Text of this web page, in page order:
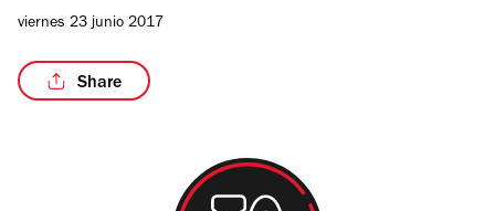
4
viernes 23 junio 2017
Share